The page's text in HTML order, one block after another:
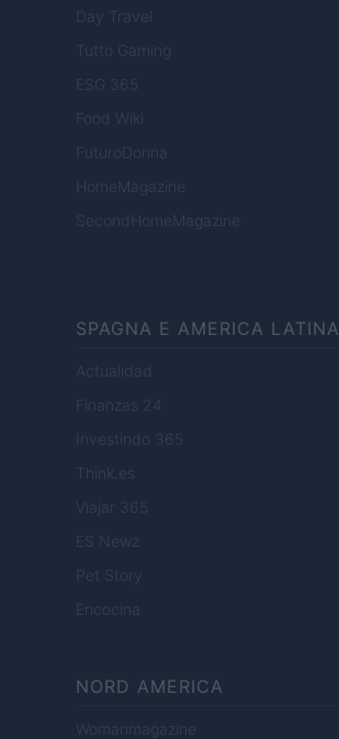
Day Travel
Tutto Gaming
ESG 365
Food Wiki
FuturoDonna
HomeMagazine
SecondHomeMagazine
SPAGNA E AMERICA LATINA
Actualidad
Finanzas 24
Investindo 365
Think.es
Viajar 365
ES Newz
Pet Story
Encocina
NORD AMERICA
Womanmagazine